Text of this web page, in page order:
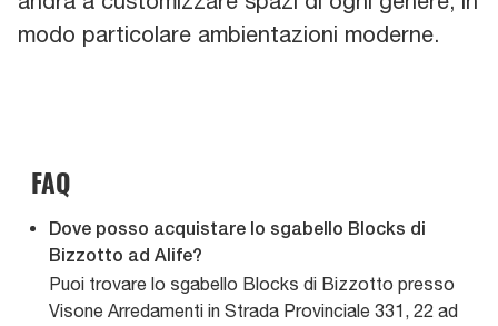
modo particolare ambientazioni moderne.
FAQ
Dove posso acquistare lo sgabello Blocks di
Bizzotto ad Alife?
Puoi trovare lo sgabello Blocks di Bizzotto presso
Visone Arredamenti in Strada Provinciale 331, 22 ad